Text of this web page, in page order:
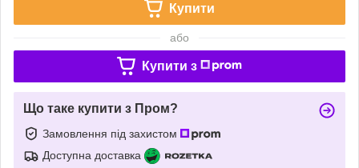
Купити
або
Купити з
Що таке купити з Пром?
Замовлення під захистом
Доступна доставка